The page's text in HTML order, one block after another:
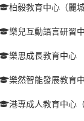
柏毅教育中心（麗城
樂兒互動語言研習
樂思成長教育中心
樂然智能發展教育
港專成人教育中心